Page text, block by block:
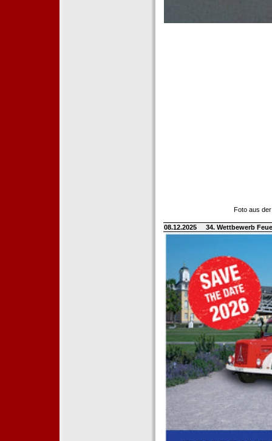
Foto aus
08.12.2025 34. Wettbewerb